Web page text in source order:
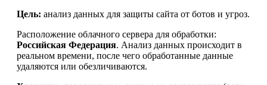
Цель: анализ данных для защиты сайта от ботов и угроз.
Расположение облачного сервера для обработки:
Российская Федерация. Анализ данных происходит в
реальном времени, после чего обработанные данные
удаляются или обезличиваются.